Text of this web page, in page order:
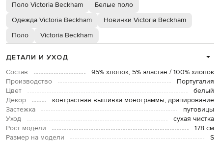
Поло Victoria Beckham
Белые поло
Одежда Victoria Beckham
Новинки Victoria Beckham
Поло
Victoria Beckham
ДЕТАЛИ И УХОД
Состав
95% хлопок, 5% эластан / 100% хлопок
Производство
Португалия
Цвет
белый
Декор
контрастная вышивка монограммы, драпирование
Застежка
пуговицы
Уход
сухая чистка
Рост модели
178 см
Размер на модели
S